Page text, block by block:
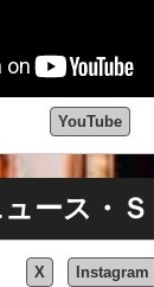
YouTube
ース・Ｓ
X Instagram